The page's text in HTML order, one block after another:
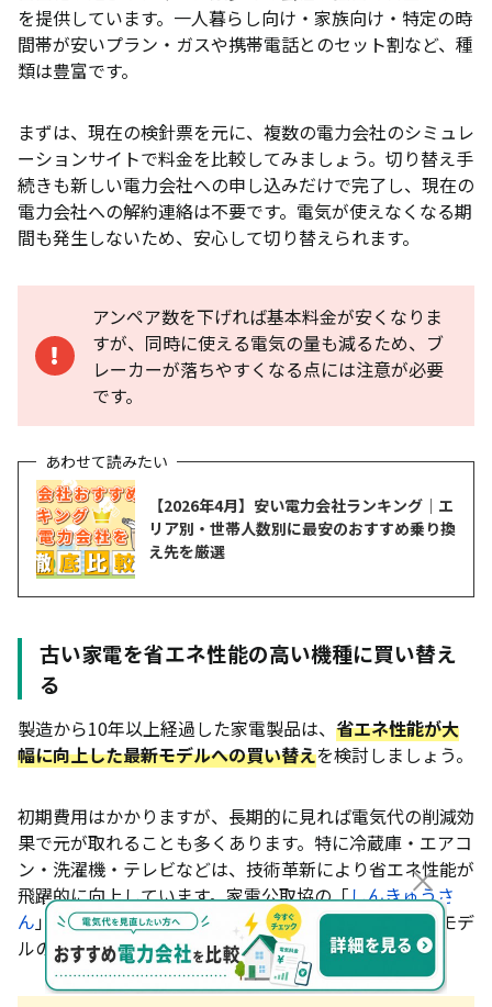
を提供しています。一人暮らし向け・家族向け・特定の時
間帯が安いプラン・ガスや携帯電話とのセット割など、種
類は豊富です。
まずは、現在の検針票を元に、複数の電力会社のシミュレ
ーションサイトで料金を比較してみましょう。切り替え手
続きも新しい電力会社への申し込みだけで完了し、現在の
電力会社への解約連絡は不要です。電気が使えなくなる期
間も発生しないため、安心して切り替えられます。
アンペア数を下げれば基本料金が安くなりま
すが、同時に使える電気の量も減るため、ブ
レーカーが落ちやすくなる点には注意が必要
です。
【2026年4月】安い電力会社ランキング｜エ
リア別・世帯人数別に最安のおすすめ乗り換
え先を厳選
古い家電を省エネ性能の高い機種に買い替え
る
製造から10年以上経過した家電製品は、 省エネ性能が大
幅に向上した最新モデルへの買い替えを検討しましょう。
初期費用はかかりますが、長期的に見れば電気代の削減効
果で元が取れることも多くあります。特に冷蔵庫・エアコ
ン・洗濯機・テレビなどは、技術革新により省エネ性能が
飛躍的に向上しています。家電公取協の「しんきゅうさ
ん」というサイトでは、現在使用している家電と最新モデ
ルの年間電気代を簡単に比較できます。
×